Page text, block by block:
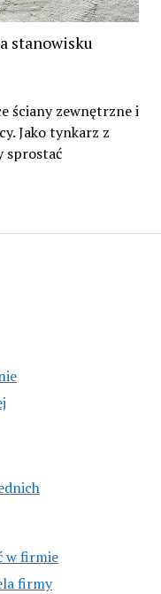
w firmie
firmy
stanowisku
ściany zewnętrzne i
Jako tynkarz z
sprostać